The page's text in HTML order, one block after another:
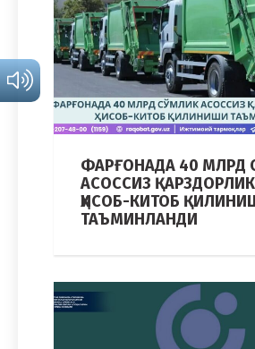
ФАРҒОНАДА 40 МЛРД
АСОССИЗ
ҲИСОБ-КИТОБ
ТАЪМИНЛАНДИ